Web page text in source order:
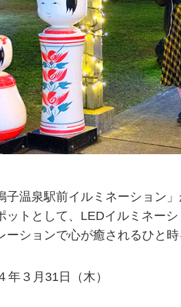
温泉駅前イルミネーション」
トとして、LEDイルミネー
ションで心が癒されるひと時
３月31日（木）